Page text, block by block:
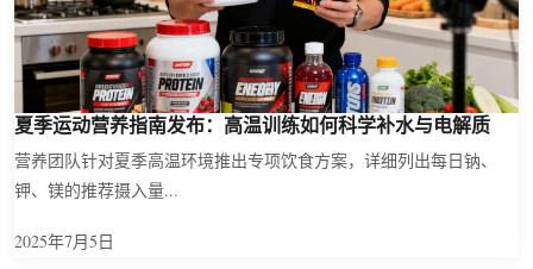
夏季运动营养指南发布：高温训练如何科学补水与电解质
营养团队针对夏季高温环境推出专项饮食方案，详细列出每日钠、
钾、镁的推荐摄入量...
2025年7月5日